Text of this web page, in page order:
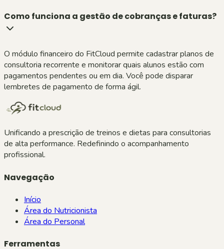
Como funciona a gestão de cobranças e faturas?
O módulo financeiro do FitCloud permite cadastrar planos de
consultoria recorrente e monitorar quais alunos estão com
pagamentos pendentes ou em dia. Você pode disparar
lembretes de pagamento de forma ágil.
Unificando a prescrição de treinos e dietas para consultorias
de alta performance. Redefinindo o acompanhamento
profissional.
Navegação
Início
Área do Nutricionista
Área do Personal
Ferramentas